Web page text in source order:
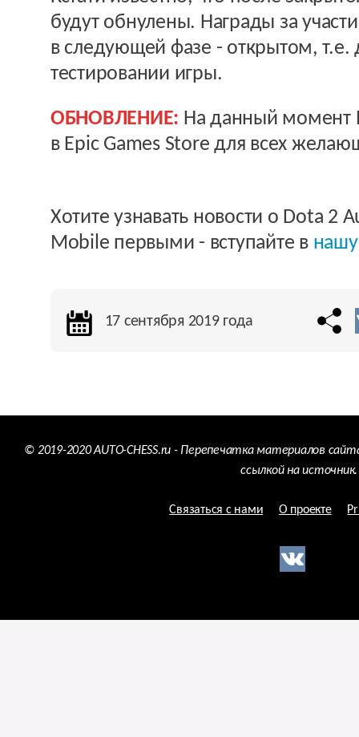
будут обнулены. Награды за
в следующей фазе - открытом, т.е.
тестировании игры.
ОБНОВЛЕНИЕ: На данный момент
в Epic Games Store для всех
Хотите узнавать новости о Dota 2
Mobile первыми - вступайте в нашу
17 сентября 2019 года
© 2019-2020 AUTO-CHESS.ru - Перепечатка материалов
ссылкой на источник.
Связаться с нами О проекте